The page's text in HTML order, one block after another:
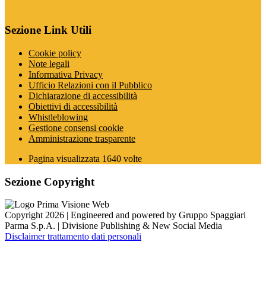
Sezione Link Utili
Cookie policy
Note legali
Informativa Privacy
Ufficio Relazioni con il Pubblico
Dichiarazione di accessibilità
Obiettivi di accessibilità
Whistleblowing
Gestione consensi cookie
Amministrazione trasparente
Pagina visualizzata 1640 volte
Sezione Copyright
Copyright 2026 | Engineered and powered by Gruppo Spaggiari
Parma S.p.A. | Divisione Publishing & New Social Media
Disclaimer trattamento dati personali